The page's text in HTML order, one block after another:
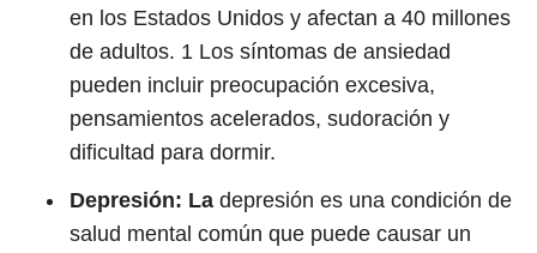
en los Estados Unidos y afectan a 40 millones
de adultos. 1 Los síntomas de ansiedad
pueden incluir preocupación excesiva,
pensamientos acelerados, sudoración y
dificultad para dormir.
Depresión: La depresión es una condición de
salud mental común que puede causar un